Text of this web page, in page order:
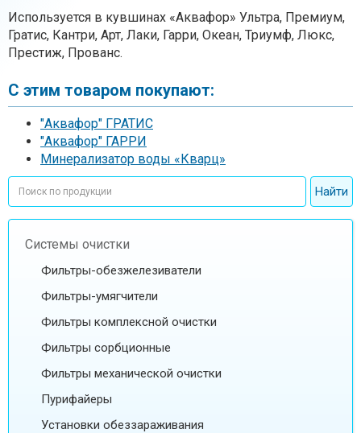
Используется в кувшинах «Аквафор» Ультра, Премиум,
Гратис, Кантри, Арт, Лаки, Гарри, Океан, Триумф, Люкс,
Престиж, Прованс.
С этим товаром покупают:
"Аквафор" ГРАТИС
"Аквафор" ГАРРИ
Минерализатор воды «Кварц»
Системы очистки
Фильтры-обезжелезиватели
Фильтры-умягчители
Фильтры комплексной очистки
Фильтры сорбционные
Фильтры механической очистки
Пурифайеры
Установки обеззараживания